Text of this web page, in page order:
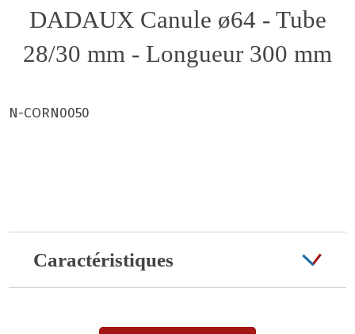
DADAUX Canule ø64 - Tube
28/30 mm - Longueur 300 mm
N-CORN0050
Caractéristiques